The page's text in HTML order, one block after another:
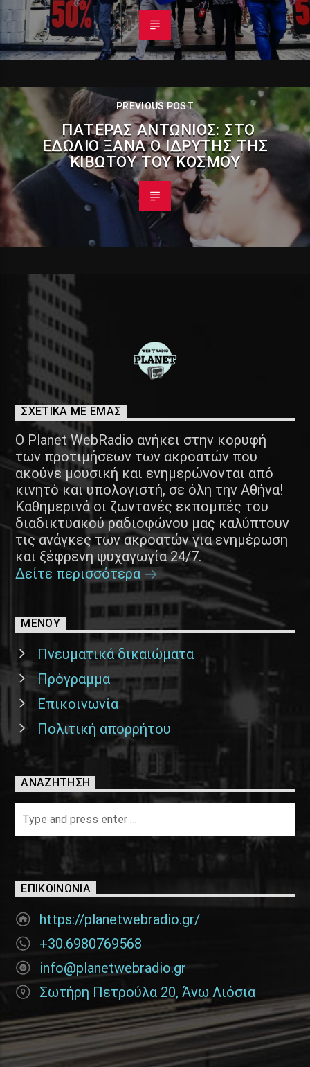
PREVIOUS POST
ΠΑΤΈΡΑΣ ΑΝΤΏΝΙΟΣ: ΣΤΟ
ΕΔΏΛΙΟ ΞΑΝΆ Ο ΙΔΡΥΤΉΣ ΤΗΣ
ΚΙΒΩΤΟΎ ΤΟΥ ΚΌΣΜΟΥ
ΣΧΕΤΙΚΑ ΜΕ ΕΜΑΣ
Ο Planet WebRadio ανήκει στην κορυφή
των προτιμήσεων των ακροατών που
ακούνε μουσική και ενημερώνονται από
κινητό και υπολογιστή, σε όλη την Αθήνα!
Καθημερινά οι ζωντανές εκπομπές του
διαδικτυακού ραδιοφώνου μας καλύπτουν
τις ανάγκες των ακροατών για ενημέρωση
και ξέφρενη ψυχαγωγία 24/7.
Δείτε περισσότερα
ΜΕΝΟΥ
Πνευματικά δικαιώματα
Πρόγραμμα
Επικοινωνία
Πολιτική απορρήτου
ΑΝΑΖΉΤΗΣΗ
ΕΠΙΚΟΙΝΩΝΊΑ
https://planetwebradio.gr/
+30.6980769568
info@planetwebradio.gr
Σωτήρη Πετρούλα 20, Άνω Λιόσια